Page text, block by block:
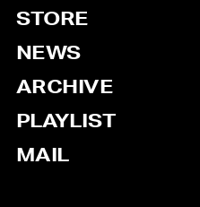
STORE
NEWS
ARCHIVE
PLAYLIST
MAIL